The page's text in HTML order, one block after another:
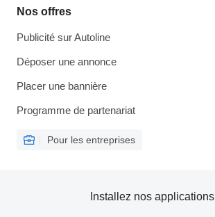
Nos offres
Publicité sur Autoline
Déposer une annonce
Placer une bannière
Programme de partenariat
Pour les entreprises
Installez nos applications